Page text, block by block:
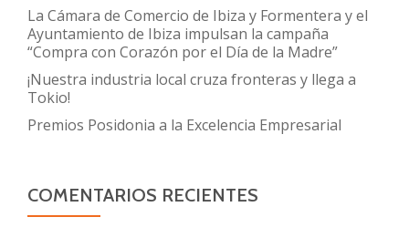
La Cámara de Comercio de Ibiza y Formentera y el
Ayuntamiento de Ibiza impulsan la campaña
“Compra con Corazón por el Día de la Madre”
¡Nuestra industria local cruza fronteras y llega a
Tokio!
Premios Posidonia a la Excelencia Empresarial
COMENTARIOS RECIENTES